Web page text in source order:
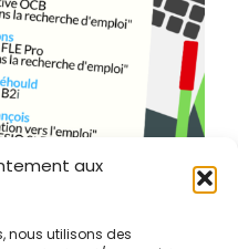
aux
nous utilisons des